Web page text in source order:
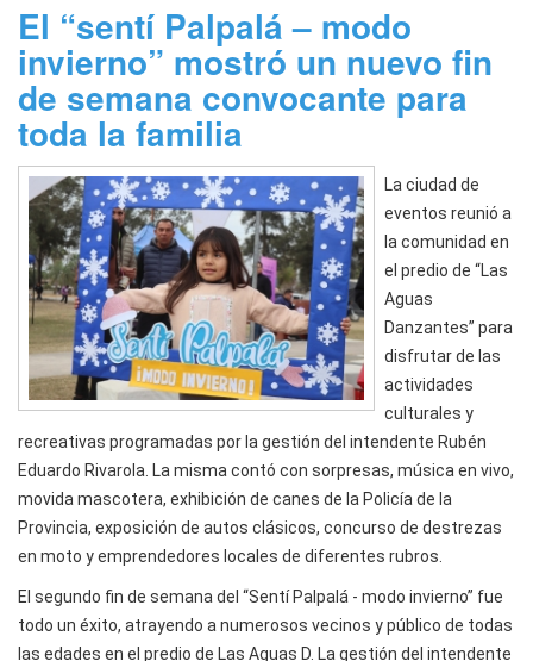
El “sentí Palpalá – modo
invierno” mostró un nuevo fin
de semana convocante para
toda la familia
La ciudad de
eventos reunió a
la comunidad en
el predio de “Las
Aguas
Danzantes” para
disfrutar de las
actividades
culturales y
recreativas programadas por la gestión del intendente Rubén
Eduardo Rivarola. La misma contó con sorpresas, música en vivo,
movida mascotera, exhibición de canes de la Policía de la
Provincia, exposición de autos clásicos, concurso de destrezas
en moto y emprendedores locales de diferentes rubros.
El segundo fin de semana del “Sentí Palpalá - modo invierno” fue
todo un éxito, atrayendo a numerosos vecinos y público de todas
las edades en el predio de Las Aguas D. La gestión del intendente